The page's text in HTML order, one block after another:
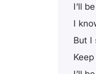
I’ll
I
But I